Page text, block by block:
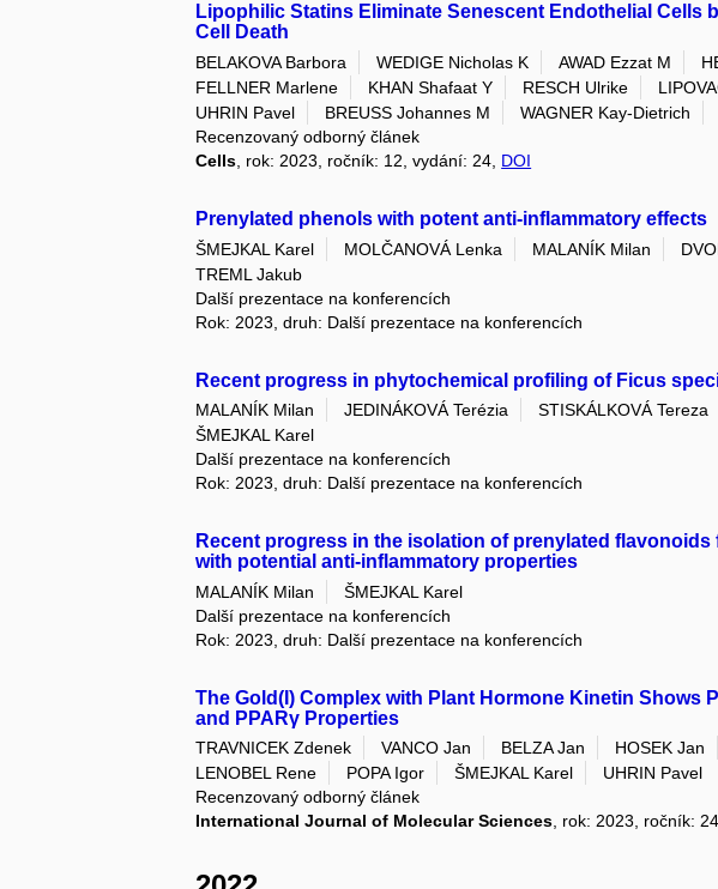
Lipophilic Statins Eliminate Senescent Endothelial Cells
Cell Death
BELAKOVA Barbora WEDIGE Nicholas K AWAD Ezzat M
FELLNER Marlene
KHAN Shafaat Y RESCH Ulrike
UHRIN Pavel
BREUSS Johannes M WAGNER Kay-Dietrich
Recenzovaný odborný článek
Cells, rok: 2023, ročník: 12, vydání: 24, DOI
Prenylated phenols with potent anti-inflammatory effects
ŠMEJKAL Karel MOLČANOVÁ Lenka MALANÍK Milan
TREML Jakub
Další prezentace na konferencích
Rok: 2023, druh: Další prezentace na konferencích
Recent progress in phytochemical profiling of Ficus
MALANÍK Milan JEDINÁKOVÁ Terézia STISKÁLKOVÁ Tereza
ŠMEJKAL Karel
Další prezentace na konferencích
Rok: 2023, druh: Další prezentace na konferencích
Recent progress in the isolation of prenylated
with potential anti-inflammatory properties
MALANÍK Milan
ŠMEJKAL Karel
Další prezentace na konferencích
Rok: 2023, druh: Další prezentace na konferencích
The Gold(I) Complex with Plant Hormone Kinetin Shows
and PPARγ Properties
TRAVNICEK Zdenek VANCO Jan BELZA Jan HOSEK Jan
LENOBEL Rene
POPA Igor ŠMEJKAL Karel
UHRIN Pavel
Recenzovaný odborný článek
International Journal of Molecular Sciences, rok: 2023, ročník: